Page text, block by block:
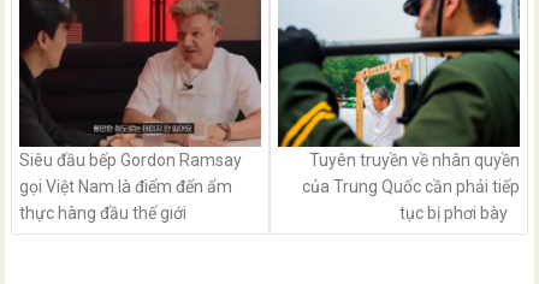
Siêu đầu bếp Gordon Ramsay
gọi Việt Nam là điểm đến ẩm
thực hàng đầu thế giới
Tuyên truyền về nhân quyền
của Trung Quốc cần phải tiếp
tục bị phơi bày